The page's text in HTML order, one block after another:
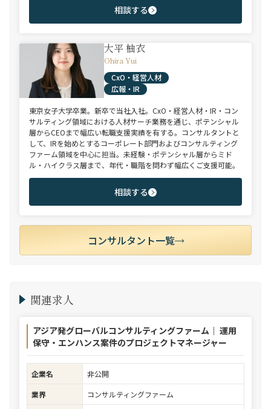
相談する
大平 柚衣
Ohira Yui
CxO・経営人材
広報・IR
東京女子大学卒業。新卒で当社入社。CxO・経営人材・IR・コン
サルティング領域における人材サーチ業務を通じ、ポテンシャル
層からCEOまで幅広い転職支援実績を有する。コンサルタントと
して、IRを始めとするコーポレート部門およびコンサルティング
ファーム領域を中心に担当。未経験・ポテンシャル層からミド
ル・ハイクラス層まで、年代・職階を問わず幅広くご支援可能。
相談する
コンサルタント一覧
関連求人
アジア発グローバルコンサルティングファーム｜ 運用
保守・エンハンス案件のプロジェクトマネージャー
企業名
非公開
業界
コンサルティングファーム